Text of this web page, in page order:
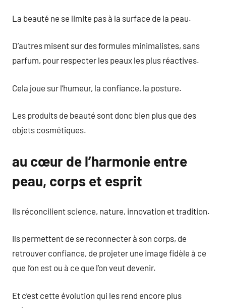
La beauté ne se limite pas à la surface de la peau.
D’autres misent sur des formules minimalistes, sans
parfum, pour respecter les peaux les plus réactives.
Cela joue sur l’humeur, la confiance, la posture.
Les produits de beauté sont donc bien plus que des
objets cosmétiques.
au cœur de l’harmonie entre
peau, corps et esprit
Ils réconcilient science, nature, innovation et tradition.
Ils permettent de se reconnecter à son corps, de
retrouver confiance, de projeter une image fidèle à ce
que l’on est ou à ce que l’on veut devenir.
Et c’est cette évolution qui les rend encore plus